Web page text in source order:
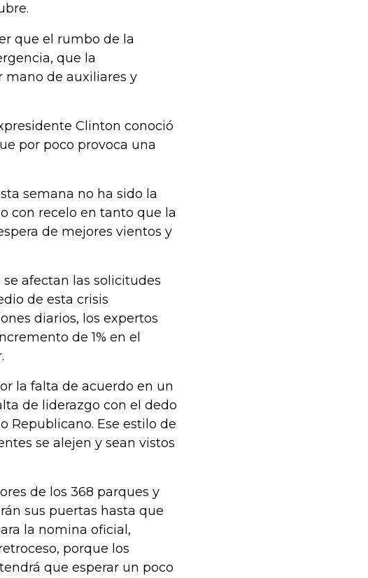
que el rumbo de la
que la
de auxiliares y
Clinton conoció
por poco provoca una
semana no ha sido la
con recelo en tanto que la
de mejores vientos y
afectan las solicitudes
de esta crisis
diarios, los expertos
de 1% en el
la falta de acuerdo en un
de liderazgo con el dedo
Republicano. Ese estilo de
se alejen y sean vistos
de los 368 parques y
sus puertas hasta que
la nomina oficial,
porque los
que esperar un poco